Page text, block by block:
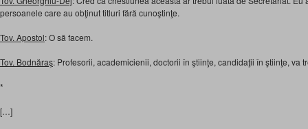
persoanele care au obţinut titluri fără cunoştinţe.
Tov. Apostol: O să facem.
Tov. Bodnăraş: Profesorii, academicienii, doctorii în ştiinţe, candidaţii în ştiinţe, va
*
[…]